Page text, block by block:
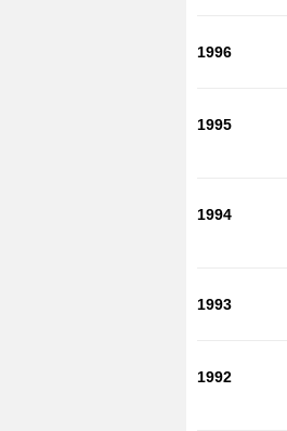
1996
1995
1994
1993
1992